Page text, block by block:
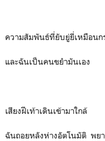
ความสัมพันธ์ที่ยับยู่ยี่เหมือนก
และฉันเป็นคนขยำมันเอง
เสียงฝีเท้าเดินเข้ามาใกล้
ฉันถอยหลังห่างอัตโนมัติ พยา